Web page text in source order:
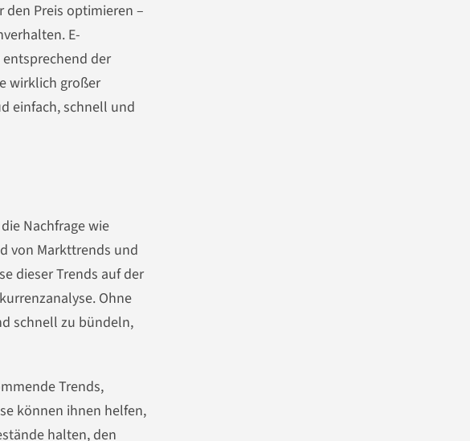
Preis optimieren –
E-
der
wirklich großer
einfach, schnell und
Nachfrage wie
von Markttrends und
dieser Trends auf der
Ohne
schnell zu bündeln,
Trends,
können ihnen helfen,
halten, den